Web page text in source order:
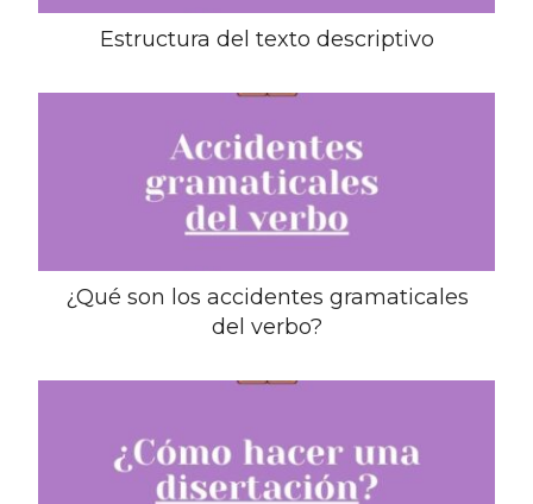
Estructura del texto descriptivo
¿Qué son los accidentes gramaticales
del verbo?